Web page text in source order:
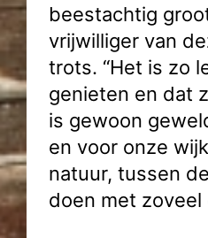
beestachtig
vrijwilliger van
trots. “Het is zo
genieten en dat
is gewoon
en voor onze
natuur, tussen
doen met zoveel